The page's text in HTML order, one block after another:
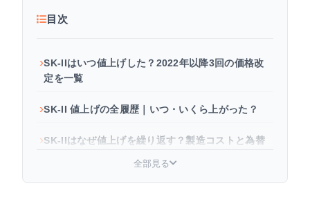
目次
SK-IIはいつ値上げした？2022年以降3回の価格改
定を一覧
SK-II 値上げの全履歴｜いつ・いくら上がった？
SK-IIはなぜ値上げを繰り返す？製造コストと為替
値上げ後のSK-II製品価格は？現在の定価一覧
全部見る